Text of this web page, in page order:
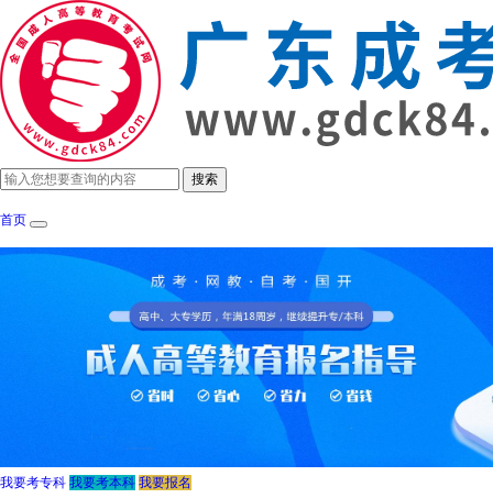
首页
招生简章 报考指南
我要考专科 我要考本科 我要报名